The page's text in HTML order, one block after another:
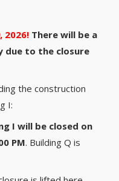
2026! There will be a
due to the closure
the construction
I:
I will be closed on
PM. Building Q is